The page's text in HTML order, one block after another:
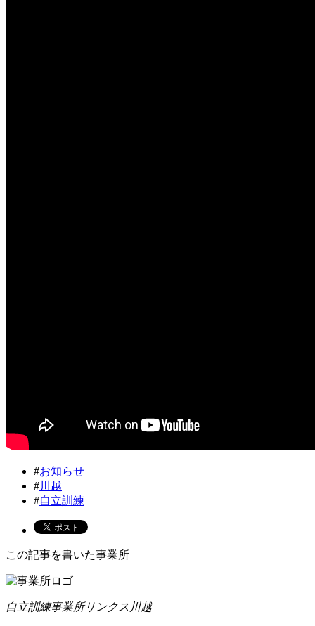
#お知らせ
#川越
#自立訓練
この記事を書いた事業所
自立訓練事業所リンクス川越